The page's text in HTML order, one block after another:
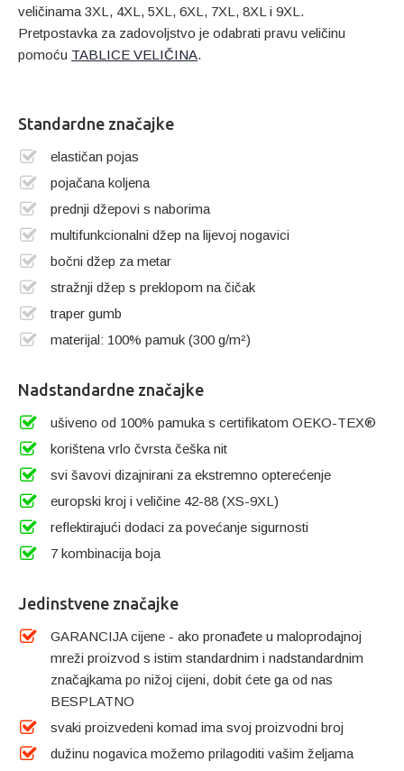
veličinama 3XL, 4XL, 5XL, 6XL, 7XL, 8XL i 9XL.
Pretpostavka za zadovoljstvo je odabrati pravu veličinu
pomoću TABLICE VELIČINA.
Standardne značajke
elastičan pojas
pojačana koljena
prednji džepovi s naborima
multifunkcionalni džep na lijevoj nogavici
bočni džep za metar
stražnji džep s preklopom na čičak
traper gumb
materijal: 100% pamuk (300 g/m²)
Nadstandardne značajke
ušiveno od 100% pamuka s certifikatom OEKO-TEX®
korištena vrlo čvrsta češka nit
svi šavovi dizajnirani za ekstremno opterećenje
europski kroj i veličine 42-88 (XS-9XL)
reflektirajući dodaci za povećanje sigurnosti
7 kombinacija boja
Jedinstvene značajke
GARANCIJA cijene - ako pronađete u maloprodajnoj
mreži proizvod s istim standardnim i nadstandardnim
značajkama po nižoj cijeni, dobit ćete ga od nas
BESPLATNO
svaki proizvedeni komad ima svoj proizvodni broj
dužinu nogavica možemo prilagoditi vašim željama